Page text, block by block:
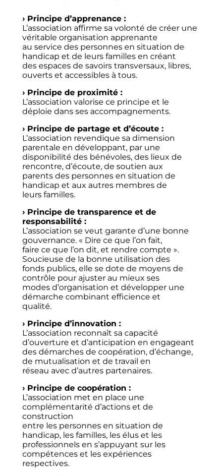
› Principe d’apprenance :
L’association affirme sa volonté de créer une
véritable organisation apprenante
au service des personnes en situation de
handicap et de leurs familles en créant
des espaces de savoirs transversaux, libres,
ouverts et accessibles à tous.
› Principe de proximité :
L’association valorise ce principe et le
déploie dans ses accompagnements.
› Principe de partage et d’écoute :
L’association revendique sa dimension
parentale en développant, par une
disponibilité des bénévoles, des lieux de
rencontre, d’écoute, de soutien aux
parents des personnes en situation de
handicap et aux autres membres de
leurs familles.
› Principe de transparence et de
responsabilité :
L’association se veut garante d’une bonne
gouvernance. « Dire ce que l’on fait,
faire ce que l’on dit, et rendre compte ».
Soucieuse de la bonne utilisation des
fonds publics, elle se dote de moyens de
contrôle pour ajuster au mieux ses
modes d’organisation et développer une
démarche combinant efficience et
qualité.
› Principe d’innovation :
L’association reconnaît sa capacité
d’ouverture et d’anticipation en engageant
des démarches de coopération, d’échange,
de mutualisation et de travail en
réseau avec d’autres partenaires.
› Principe de coopération :
L’association met en place une
complémentarité d’actions et de
construction
entre les personnes en situation de
handicap, les familles, les élus et les
professionnels en s’appuyant sur les
compétences et les expériences
respectives.